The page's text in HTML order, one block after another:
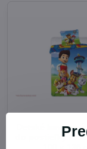
Detské
do postieľky